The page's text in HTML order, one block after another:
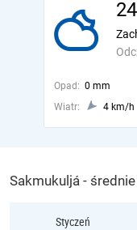
Opad: 0 mm
Wiatr:
4 km/h
Sakmukuljá -
Styczeń